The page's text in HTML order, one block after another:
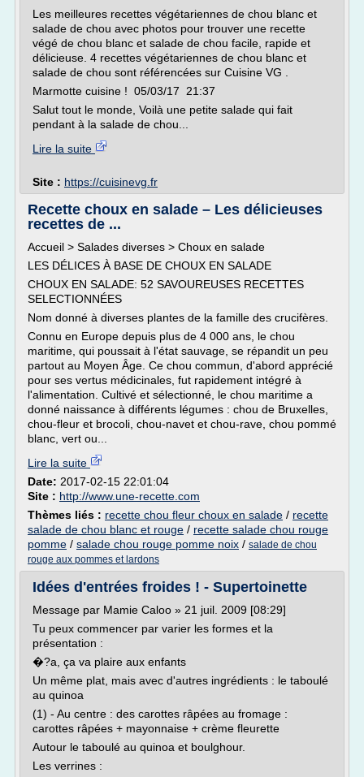
Les meilleures recettes végétariennes de chou blanc et
salade de chou avec photos pour trouver une recette
végé de chou blanc et salade de chou facile, rapide et
délicieuse. 4 recettes végétariennes de chou blanc et
salade de chou sont référencées sur Cuisine VG .
Marmotte cuisine ! 05/03/17 21:37
Salut tout le monde, Voilà une petite salade qui fait
pendant à la salade de chou...
Lire la suite
Site : https://cuisinevg.fr
Recette choux en salade – Les délicieuses
recettes de ...
Accueil > Salades diverses > Choux en salade
LES DÉLICES À BASE DE CHOUX EN SALADE
CHOUX EN SALADE: 52 SAVOUREUSES RECETTES
SELECTIONNÉES
Nom donné à diverses plantes de la famille des crucifères.
Connu en Europe depuis plus de 4 000 ans, le chou
maritime, qui poussait à l'état sauvage, se répandit un peu
partout au Moyen Âge. Ce chou commun, d'abord apprécié
pour ses vertus médicinales, fut rapidement intégré à
l'alimentation. Cultivé et sélectionné, le chou maritime a
donné naissance à différents légumes : chou de Bruxelles,
chou-fleur et brocoli, chou-navet et chou-rave, chou pommé
blanc, vert ou...
Lire la suite
Date: 2017-02-15 22:01:04
Site : http://www.une-recette.com
Thèmes liés : recette chou fleur choux en salade / recette
salade de chou blanc et rouge / recette salade chou rouge
pomme / salade chou rouge pomme noix / salade de chou
rouge aux pommes et lardons
Idées d'entrées froides ! - Supertoinette
Message par Mamie Caloo » 21 juil. 2009 [08:29]
Tu peux commencer par varier les formes et la
présentation :
�?a, ça va plaire aux enfants
Un même plat, mais avec d'autres ingrédients : le taboulé
au quinoa
(1) - Au centre : des carottes râpées au fromage :
carottes râpées + mayonnaise + crème fleurette
Autour le taboulé au quinoa et boulghour.
Les verrines :